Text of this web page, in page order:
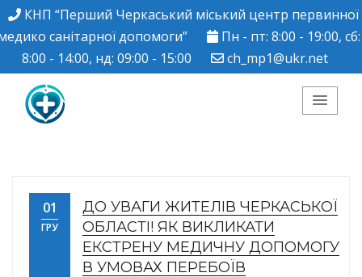
КНП “Перший Черкаський міський центр первинної
санітарної допомоги”
Пн - пт: 8:00 - 19:00, сб:
8:00 - 14:00, нд: 09:00 - 15:00
ch_mp1@ukr.net
Черкаський міський
центр ПМСД"
01
ГРУ
ДО УВАГИ ЖИТЕЛІВ ЧЕРКАСЬКОЇ
ОБЛАСТІ! ЯК ВИКЛИКАТИ
ЕКСТРЕНУ МЕДИЧНУ ДОПОМОГУ
В УМОВАХ ПЕРЕБОЇВ